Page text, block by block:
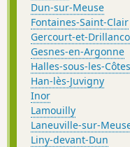
Dun-sur-Meuse
Fontaines-Saint-Clair
Gercourt-et-
Gesnes-en-Argonne
Halles-sous-les-Côtes
Han-lès-Juvigny
Inor
Lamouilly
Laneuville-sur-
Liny-devant-Dun